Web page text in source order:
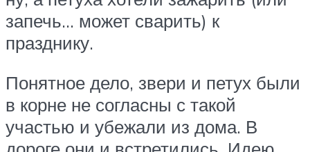
запечь… может сварить) к
празднику.
Понятное дело, звери и петух были
в корне не согласны с такой
участью и убежали из дома. В